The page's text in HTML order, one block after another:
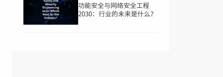
功能安全与网络安全工程
2030：行业的未来是什么？